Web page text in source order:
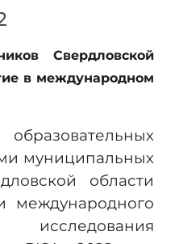
Свердловской
в международном
муниципальных
области
международного
исследования